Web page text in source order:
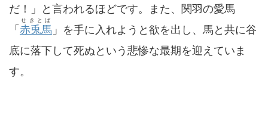
だ！」と言われるほどです。また、関羽の愛馬
「 赤兎馬
せきとば
」を手に入れようと欲を出し、馬と共に谷
底に落下して死ぬという悲惨な最期を迎えていま
す。